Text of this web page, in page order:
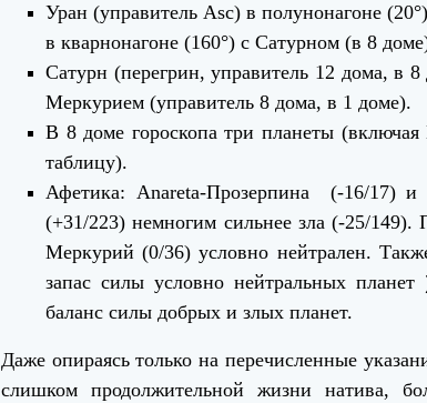
Уран (управитель Asc) в полунонагоне
в кварнонагоне (160°) с Сатурном (в 8
Сатурн (перегрин, управитель 12 дома, в
Меркурием (управитель 8 дома, в 1 доме).
В 8 доме гороскопа три планеты
таблицу).
Афетика: Anareta-Прозерпина (-16/17) и
(+31/223) немногим сильнее зла (-25/
Меркурий (0/36) условно нейтрален.
запас силы условно нейтральных
баланс силы добрых и злых планет.
Даже опираясь только на перечисленные
слишком продолжительной жизни натива,